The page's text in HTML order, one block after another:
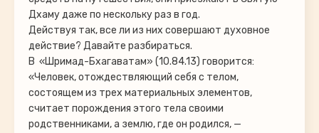
Дхаму даже по нескольку раз в год.
Действуя так, все ли из них совершают духовное
действие? Давайте разбираться.
В «Шримад-Бхагаватам» (10.84.13) говорится:
«Человек, отождествляющий себя с телом,
состоящем из трех материальных элементов,
считает порождения этого тела своими
родственниками, а землю, где он родился, —